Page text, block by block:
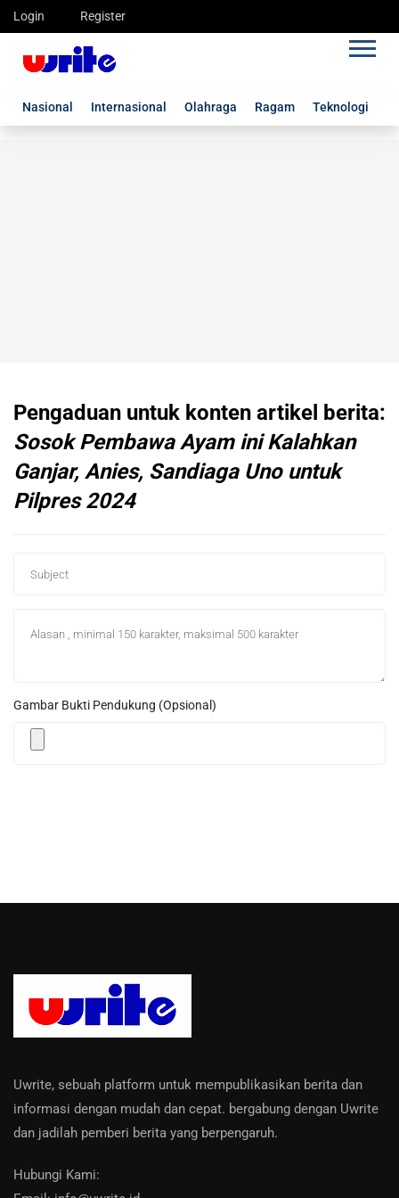
Login Register
Nasional Internasional Olahraga Ragam Teknologi
Pengaduan untuk konten artikel berita:
Sosok Pembawa Ayam ini Kalahkan
Ganjar, Anies, Sandiaga Uno untuk
Pilpres 2024
Gambar Bukti Pendukung (Opsional)
Uwrite, sebuah platform untuk mempublikasikan berita dan
informasi dengan mudah dan cepat. bergabung dengan Uwrite
dan jadilah pemberi berita yang berpengaruh.
Hubungi Kami: